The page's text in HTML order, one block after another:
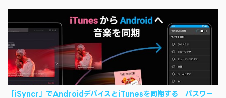
「iSyncr」でAndroidデバイスとiTunesを同期する パスワー